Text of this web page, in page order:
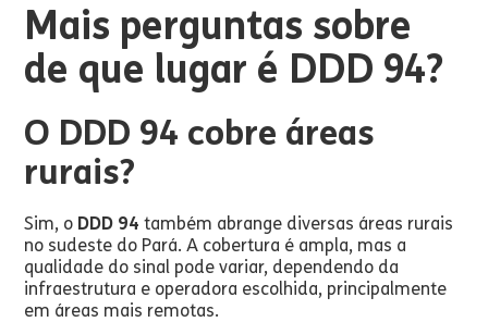
Mais perguntas sobre
de que lugar é DDD 94?
O DDD 94 cobre áreas
rurais?
Sim, o DDD 94 também abrange diversas áreas rurais
no sudeste do Pará. A cobertura é ampla, mas a
qualidade do sinal pode variar, dependendo da
infraestrutura e operadora escolhida, principalmente
em áreas mais remotas.